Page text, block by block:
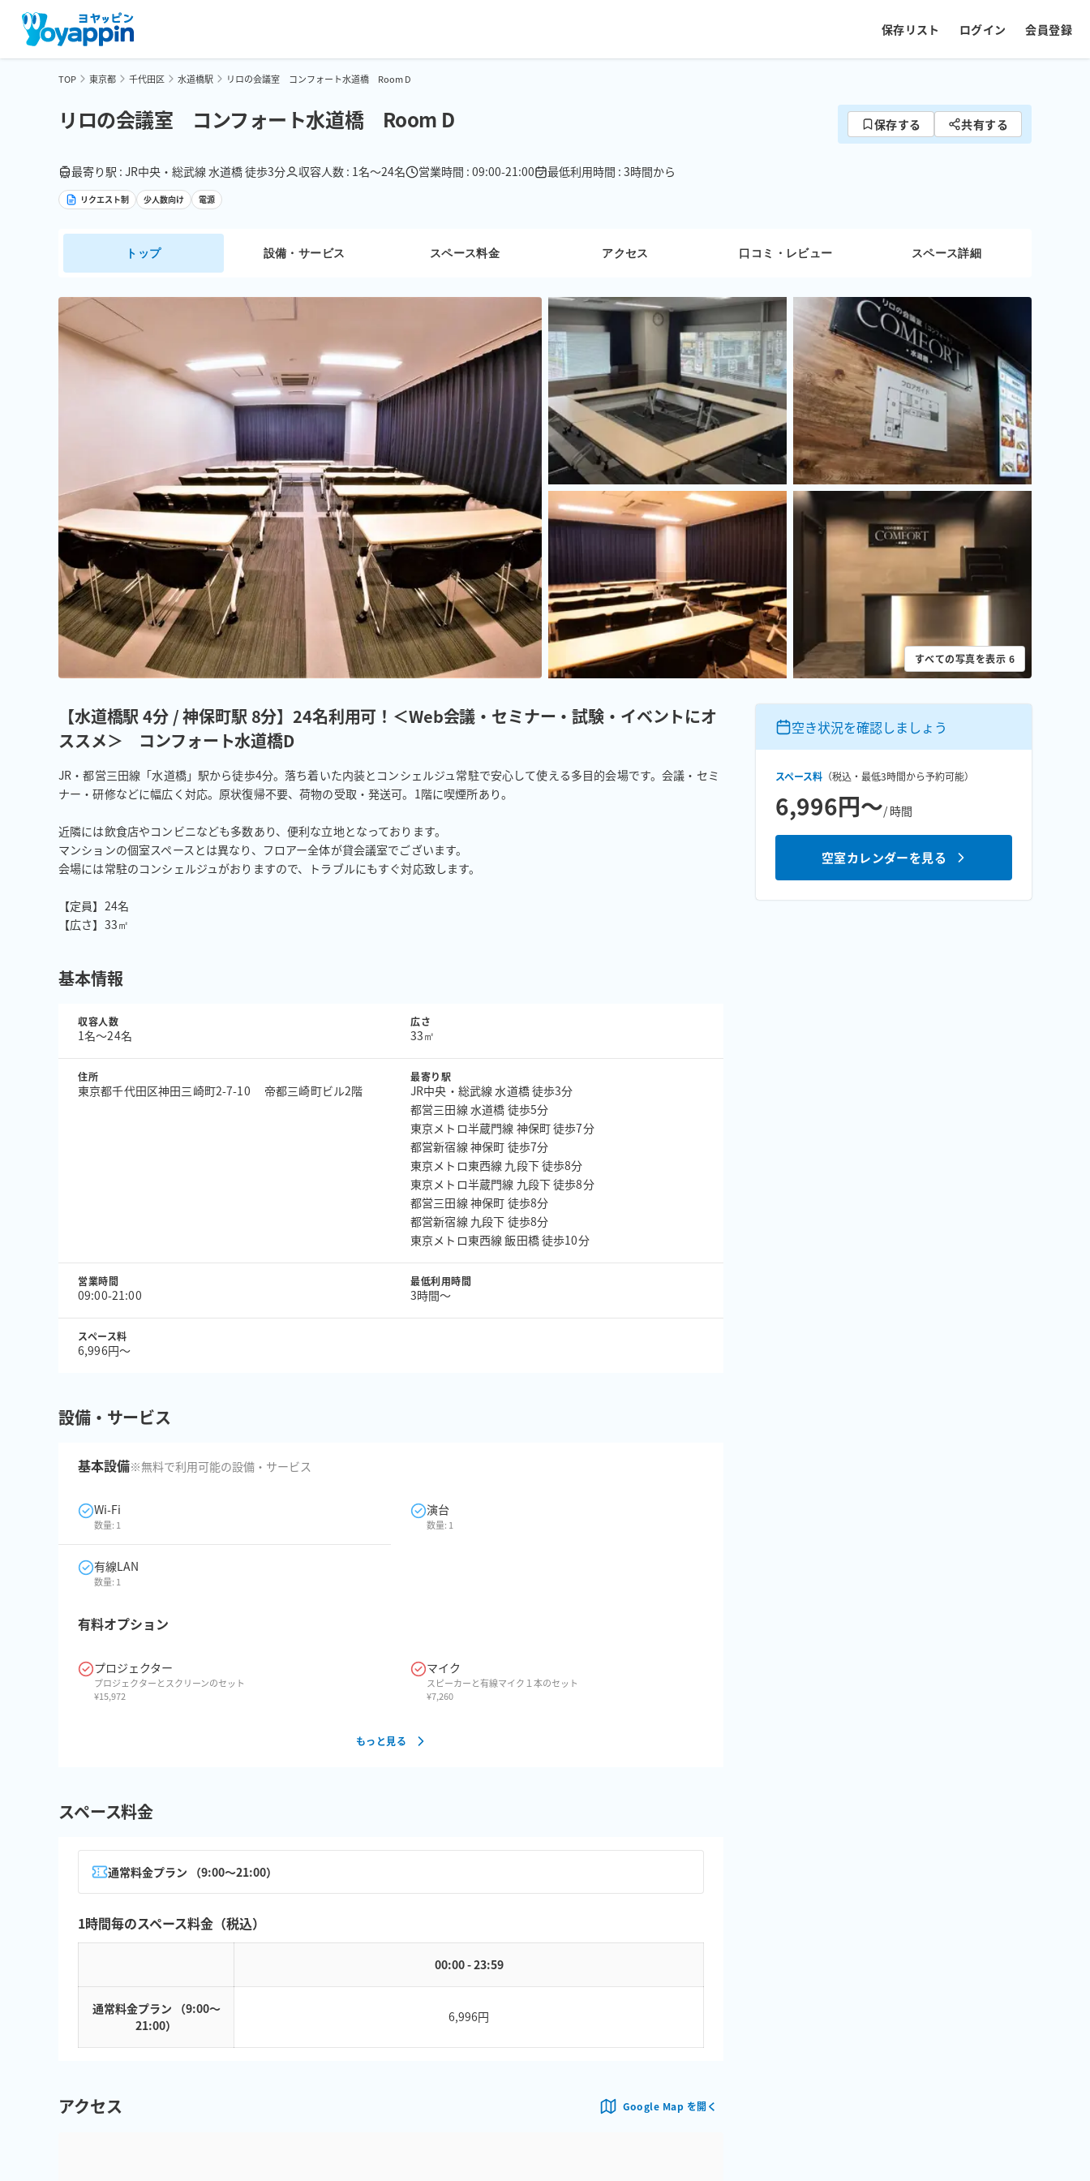
保存リスト ログイン 会員登録
TOP 東京都 千代田区 水道橋駅 リロの会議室 コンフォート水道橋 Room D
すべての写真を表示 6
リロの会議室 コンフォート水道橋 Room D 保存する 共有する
最寄り駅 : JR中央・総武線 水道橋 徒歩3分 収容人数 : 1名〜24名 営業時間 : 09:00-21:00 最低利用時間 : 3時間から
リクエスト制 少人数向け 電源
トップ 設備・サービス スペース料金 アクセス 口コミ・レビュー スペース詳細
【水道橋駅 4分 / 神保町駅 8分】24名利用可！＜Web会議・セミナー・試験・イベントにオ
ススメ＞ コンフォート水道橋D
JR・都営三田線「水道橋」駅から徒歩4分。落ち着いた内装とコンシェルジュ常駐で安心して使える多目的会場です。会議・セミ
ナー・研修などに幅広く対応。原状復帰不要、荷物の受取・発送可。1階に喫煙所あり。
近隣には飲食店やコンビニなども多数あり、便利な立地となっております。
マンションの個室スペースとは異なり、フロアー全体が貸会議室でございます。
会場には常駐のコンシェルジュがおりますので、トラブルにもすぐ対応致します。
【定員】24名
【広さ】33㎡
基本情報
収容人数
1名〜24名
広さ
33㎡
住所
東京都千代田区神田三崎町2-7-10 帝都三崎町ビル2階
最寄り駅
JR中央・総武線 水道橋 徒歩3分
都営三田線 水道橋 徒歩5分
東京メトロ半蔵門線 神保町 徒歩7分
都営新宿線 神保町 徒歩7分
東京メトロ東西線 九段下 徒歩8分
東京メトロ半蔵門線 九段下 徒歩8分
都営三田線 神保町 徒歩8分
都営新宿線 九段下 徒歩8分
東京メトロ東西線 飯田橋 徒歩10分
営業時間
09:00-21:00
最低利用時間
3時間〜
スペース料
6,996円〜
設備・サービス
基本設備※無料で利用可能の設備・サービス
Wi-Fi
数量: 1
演台
数量: 1
有線LAN
数量: 1
有料オプション
プロジェクター
プロジェクターとスクリーンのセット
¥15,972
マイク
スピーカーと有線マイク１本のセット
¥7,260
もっと見る
スペース料金
通常料金プラン （9:00～21:00）
1時間毎のスペース料金（税込）
00:00 - 23:59
通常料金プラン （9:00～
21:00）
6,996円
アクセス Google Map を開く
空き状況を確認しましょう
スペース料 （税込・最低3時間から予約可能）
6,996円〜/ 時間
空室カレンダーを見る